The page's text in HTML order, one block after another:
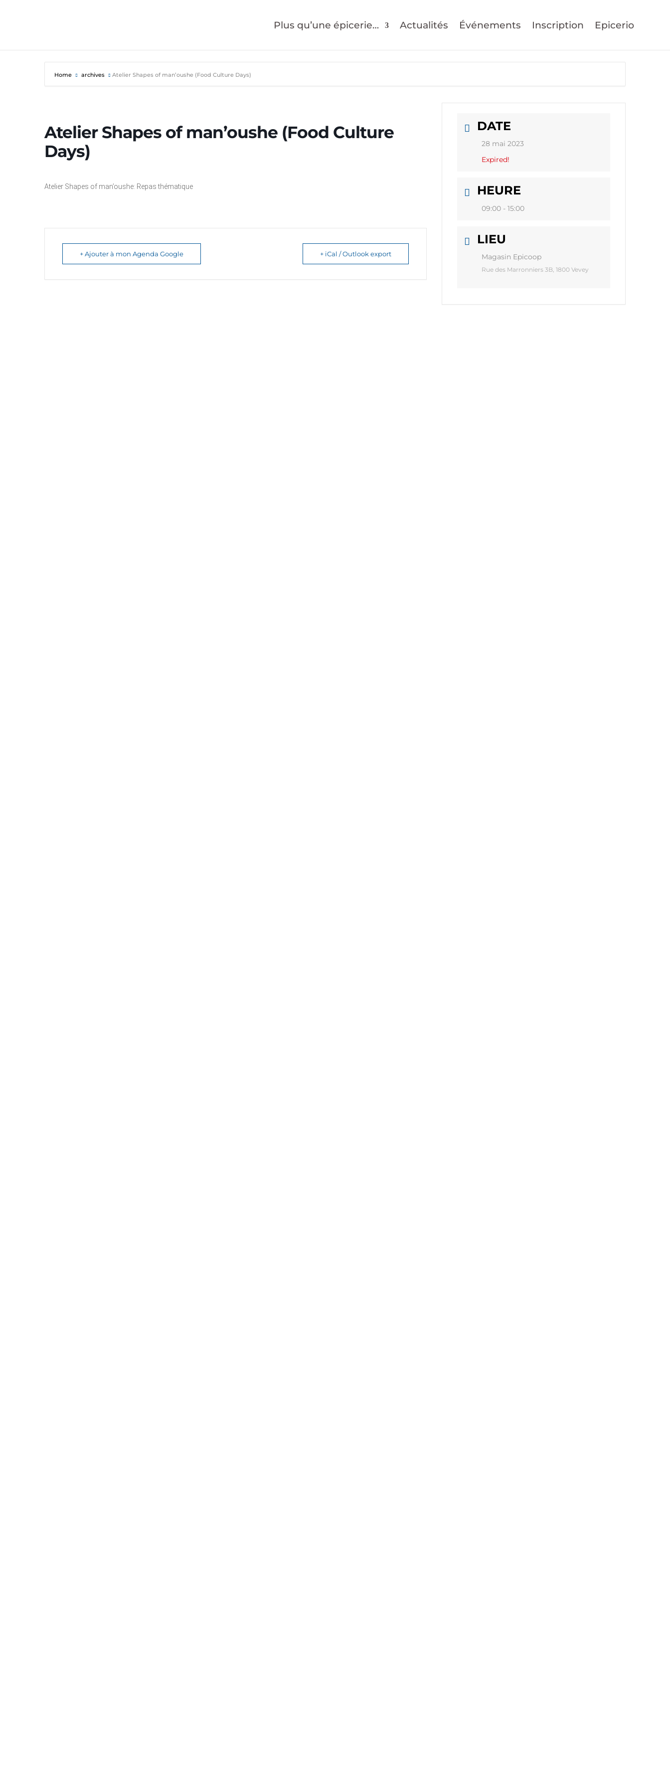
Plus qu’une épicerie… Actualités Événements Inscription Epicerio
Home archives Atelier Shapes of man’oushe (Food Culture Days)
Atelier Shapes of man’oushe (Food Culture
Days)
Atelier Shapes of man’oushe: Repas thématique
+ Ajouter à mon Agenda Google + iCal / Outlook export
DATE
28 mai 2023
Expired!
HEURE
09:00 - 15:00
LIEU
Magasin Epicoop
Rue des Marronniers 3B, 1800 Vevey